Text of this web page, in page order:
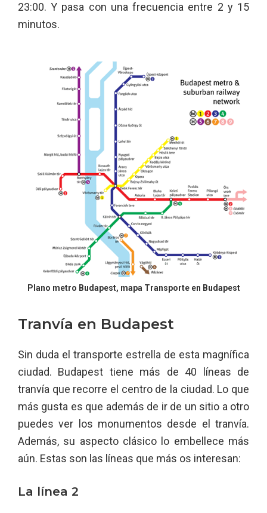
23:00. Y pasa con una frecuencia entre 2 y 15
minutos.
Plano metro Budapest, mapa Transporte en Budapest
Tranvía en Budapest
Sin duda el transporte estrella de esta magnífica
ciudad. Budapest tiene más de 40 líneas de
tranvía que recorre el centro de la ciudad. Lo que
más gusta es que además de ir de un sitio a otro
puedes ver los monumentos desde el tranvía.
Además, su aspecto clásico lo embellece más
aún. Estas son las líneas que más os interesan:
La línea 2